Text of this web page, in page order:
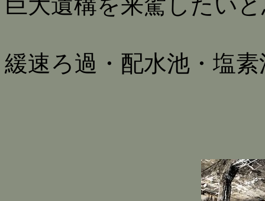
緩速ろ過・配水池・塩